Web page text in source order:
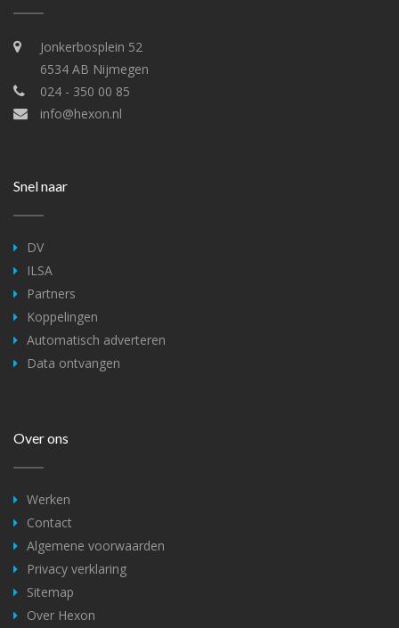
Jonkerbosplein 52
6534 AB Nijmegen
024 - 350 00 85
info@hexon.nl
Snel naar
DV
ILSA
Partners
Koppelingen
Automatisch adverteren
Data ontvangen
Over ons
Werken
Contact
Algemene voorwaarden
Privacy verklaring
Sitemap
Over Hexon